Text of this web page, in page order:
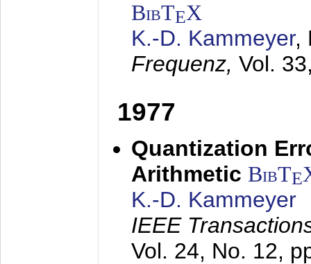
BibTEX
K.-D. Kammeyer,
Frequenz, Vol.
1977
Quantization
Arithmetic BibTE
K.-D. Kammeyer
IEEE
Vol. 24, No. 12,